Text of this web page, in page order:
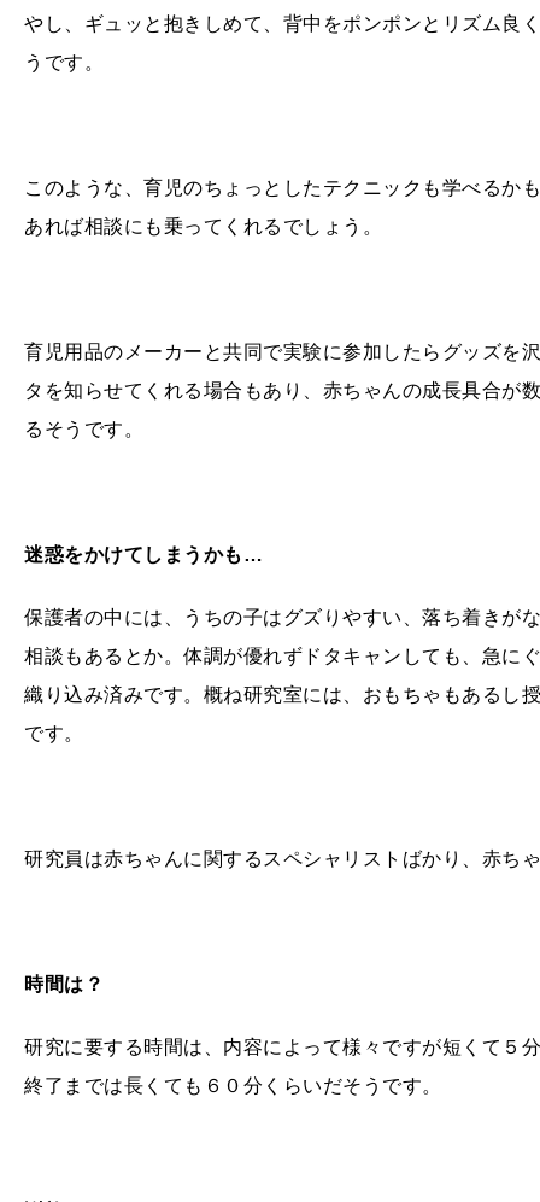
やし、ギュッと抱きしめて、背中をポンポンとリズム良
うです。
このような、育児のちょっとしたテクニックも学べるか
あれば相談にも乗ってくれるでしょう。
育児用品のメーカーと共同で実験に参加したらグッズを
タを知らせてくれる場合もあり、赤ちゃんの成長具合が
るそうです。
迷惑をかけてしまうかも…
保護者の中には、うちの子はグズりやすい、落ち着きが
相談もあるとか。体調が優れずドタキャンしても、急に
織り込み済みです。概ね研究室には、おもちゃもあるし
です。
研究員は赤ちゃんに関するスペシャリストばかり、赤ち
時間は？
研究に要する時間は、内容によって様々ですが短くて５
終了までは長くても６０分くらいだそうです。